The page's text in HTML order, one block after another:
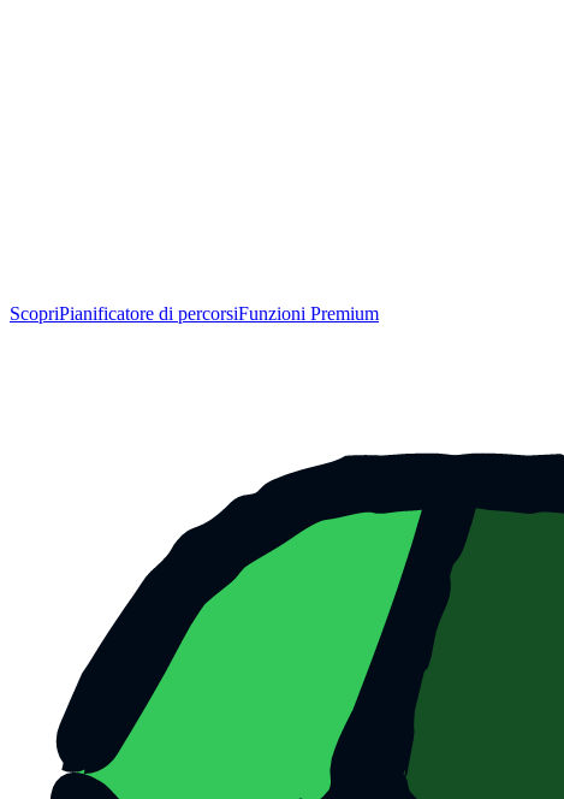
ScopriPianificatore di percorsiFunzioni Premium